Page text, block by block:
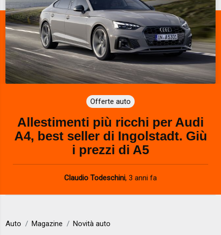
Offerte auto
Allestimenti più ricchi per Audi
A4, best seller di Ingolstadt. Giù
i prezzi di A5
Claudio Todeschini, 3 anni fa
Auto Magazine Novità auto